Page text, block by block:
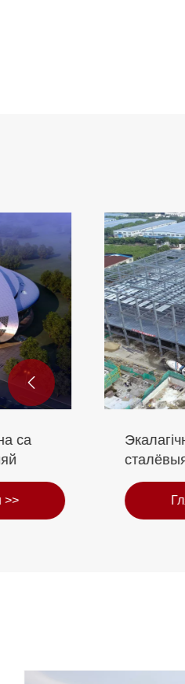
Экалагічна чыстыя
сталёвыя склады
Глядзець больш
